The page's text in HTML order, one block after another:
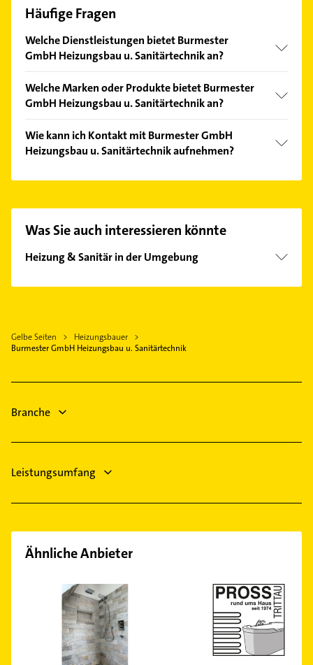
Häufige Fragen
Welche Dienstleistungen bietet Burmester
GmbH Heizungsbau u. Sanitärtechnik an?
Abholmarkt, Badsanierung, Beratung,
Energieberatung und Installationen für die
Welche Marken oder Produkte bietet Burmester
GmbH Heizungsbau u. Sanitärtechnik an?
Barrierefreie Bäder, Blockheizkraftwerke,
Gasheizungen und Heiztechnik.
Wie kann ich Kontakt mit Burmester GmbH
Heizungsbau u. Sanitärtechnik aufnehmen?
auswählen. Hier finden Sie alleKontaktdaten
Was Sie auch interessieren könnte
Heizung & Sanitär in der Umgebung
Ammersbek
Tangstedt Bezirk Hamburg
Trittau
Kisdorf Holstein
Gelbe Seiten
Heizungsbauer
Burmester GmbH Heizungsbau u. Sanitärtechnik
Branche
Leistungsumfang
Ähnliche Anbieter